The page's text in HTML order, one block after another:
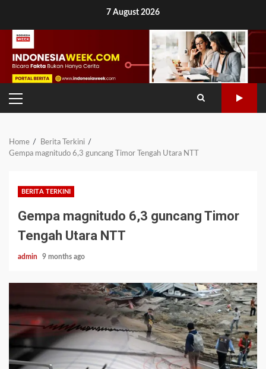
content
7 August 2026
PRIMARY
MENU
Home
Berita Terkini
Gempa magnitudo 6,3 guncang Timor Tengah Utara NTT
BERITA TERKINI
Gempa magnitudo 6,3 guncang Timor
Tengah Utara NTT
admin 9 months ago